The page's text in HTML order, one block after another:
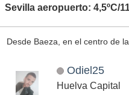
Sevilla aeropuerto: 4,5ºC/
Desde Baeza, en el centro de
Odiel25
Huelva Capital